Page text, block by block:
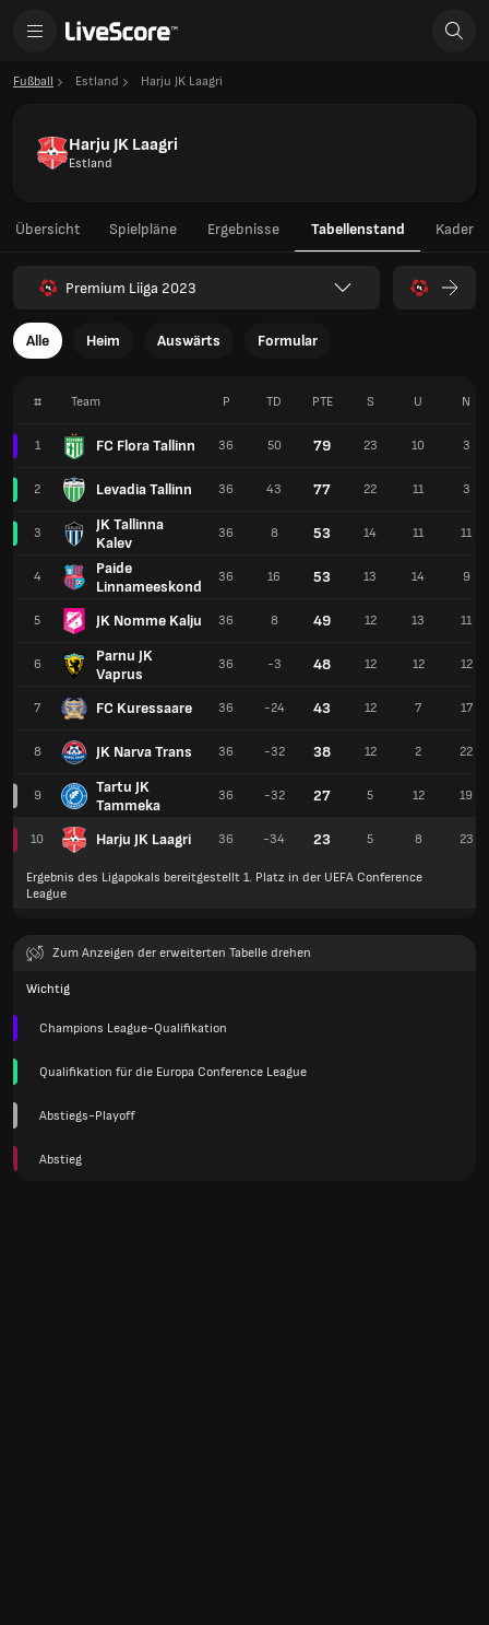
Fußball Estland Harju JK Laagri
Harju JK Laagri
Estland
Übersicht Spielpläne Ergebnisse Tabellenstand Kader
Premium Liiga 2023
Alle Heim Auswärts Formular
# Team
1 FC Flora Tallinn
2 Levadia Tallinn
3
JK Tallinna
Kalev
4
Paide
Linnameeskond
5 JK Nomme Kalju
6
Parnu JK
Vaprus
7 FC Kuressaare
8 JK Narva Trans
9
Tartu JK
Tammeka
10 Harju JK Laagri
P TD PTE S U N
36 50 79 23 10 3
36 43 77 22 11 3
36 8 53 14 11 11
36 16 53 13 14 9
36 8 49 12 13 11
36 -3 48 12 12 12
36 -24 43 12 7 17
36 -32 38 12 2 22
36 -32 27 5 12 19
36 -34 23 5 8 23
Ergebnis des Ligapokals bereitgestellt 1. Platz in der UEFA Conference
League
Zum Anzeigen der erweiterten Tabelle drehen
Wichtig
Champions League-Qualifikation
Qualifikation für die Europa Conference League
Abstiegs-Playoff
Abstieg